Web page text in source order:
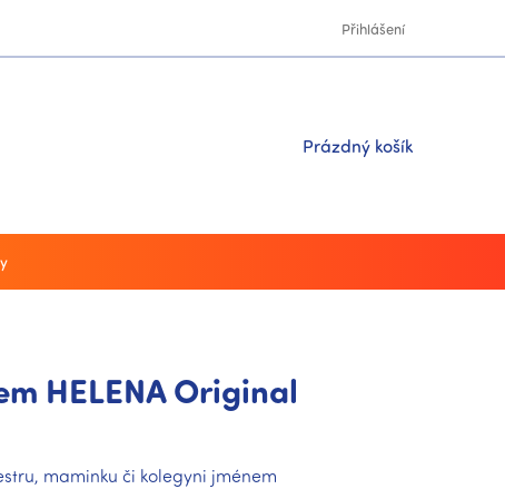
Přihlášení
Nákupní
Prázdný košík
HELENA Original
maminku či kolegyni jménem